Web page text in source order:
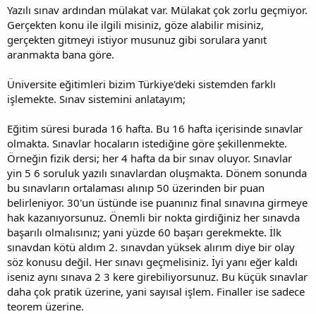
Yazılı sınav ardından mülakat var. Mülakat çok zorlu geçmiyor.
Gerçekten konu ile ilgili misiniz, göze alabilir misiniz,
gerçekten gitmeyi istiyor musunuz gibi sorulara yanıt
aranmakta bana göre.
Üniversite eğitimleri bizim Türkiye'deki sistemden farklı
işlemekte. Sınav sistemini anlatayım;
Eğitim süresi burada 16 hafta. Bu 16 hafta içerisinde sınavlar
olmakta. Sınavlar hocaların istediğine göre şekillenmekte.
Örneğin fizik dersi; her 4 hafta da bir sınav oluyor. Sınavlar
yin 5 6 soruluk yazılı sınavlardan oluşmakta. Dönem sonunda
bu sınavların ortalaması alınıp 50 üzerinden bir puan
belirleniyor. 30'un üstünde ise puanınız final sınavına girmeye
hak kazanıyorsunuz. Önemli bir nokta girdiğiniz her sınavda
başarılı olmalısınız; yani yüzde 60 başarı gerekmekte. İlk
sınavdan kötü aldım 2. sınavdan yüksek alırım diye bir olay
söz konusu değil. Her sınavı geçmelisiniz. İyi yanı eğer kaldı
iseniz aynı sınava 2 3 kere girebiliyorsunuz. Bu küçük sınavlar
daha çok pratik üzerine, yani sayısal işlem. Finaller ise sadece
teorem üzerine.